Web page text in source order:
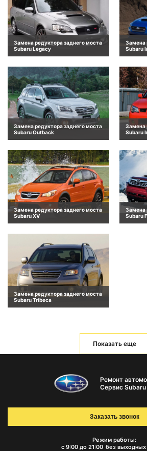
Замена редуктора заднего моста
Subaru Legacy
Замена
Subaru
Замена редуктора заднего моста
Subaru Outback
Замена
Subaru
Замена редуктора заднего моста
Subaru XV
Замена
Subaru
Замена редуктора заднего моста
Subaru Tribeca
Показать еще
Ремонт
Сервис
Режим работы:
с 9:00 до 21:00 без выходных
Заказать звонок